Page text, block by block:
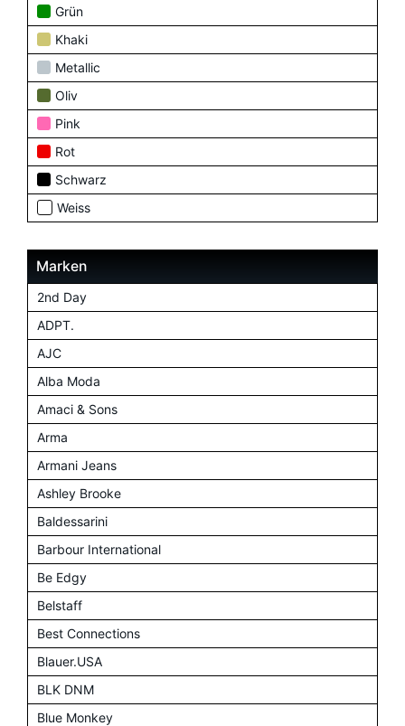
Grün
Khaki
Metallic
Oliv
Pink
Rot
Schwarz
Weiss
Marken
2nd Day
ADPT.
AJC
Alba Moda
Amaci & Sons
Arma
Armani Jeans
Ashley Brooke
Baldessarini
Barbour International
Be Edgy
Belstaff
Best Connections
Blauer.USA
BLK DNM
Blue Monkey